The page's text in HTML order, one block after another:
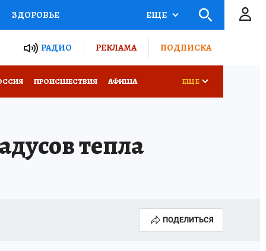
ЗДОРОВЬЕ
РОССИИ
ЕЩЕ
РАДИО РЕКЛАМА ПОДПИСКА
ПРОИСШЕСТВИЯ АФИША ЕЩЕ
тепла
ПОДЕЛИТЬСЯ